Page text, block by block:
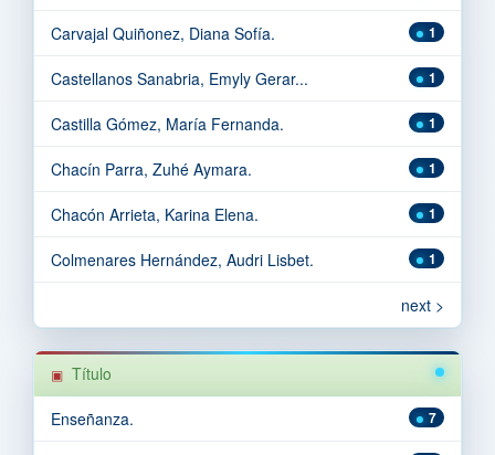
1
Carvajal Quiñonez, Diana Sofía.
1
Castellanos Sanabria, Emyly Gerar...
1
Castilla Gómez, María Fernanda.
1
Chacín Parra, Zuhé Aymara.
1
Chacón Arrieta, Karina Elena.
1
Colmenares Hernández, Audri Lisbet.
next >
Título
7
Enseñanza.